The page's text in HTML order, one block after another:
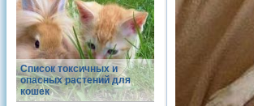
Список токсичных и
опасных растений для
кошек